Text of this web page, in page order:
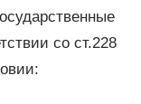
со ст.228